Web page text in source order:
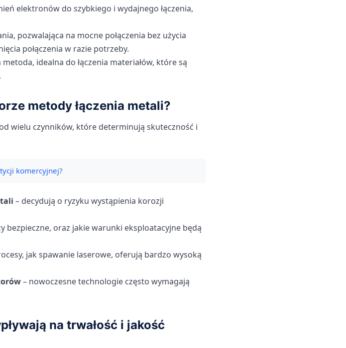
elektronów do szybkiego i wydajnego łączenia,
pozwalająca na mocne połączenia bez użycia
połączenia w razie potrzeby.
idealna do łączenia materiałów, które są
metody łączenia metali?
wielu czynników, które determinują skuteczność i
komercyjnej?
– decydują o ryzyku wystąpienia korozji
bezpieczne, oraz jakie warunki eksploatacyjne będą
jak spawanie laserowe, oferują bardzo wysoką
– nowoczesne technologie często wymagają
na trwałość i jakość